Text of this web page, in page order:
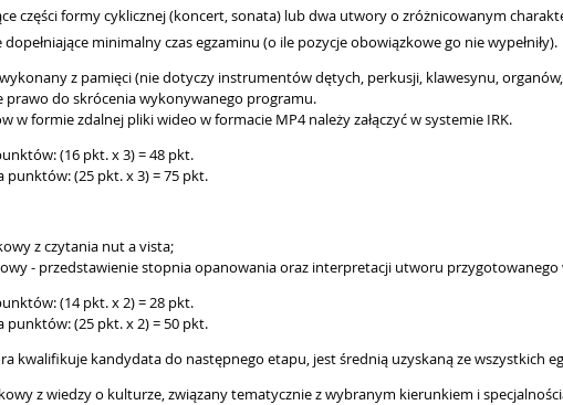
części formy cyklicznej (koncert, sonata) lub dwa utwory o zróżnicowanym
minimalny czas egzaminu (o ile pozycje obowiązkowe go nie wypełniły).
z pamięci (nie dotyczy instrumentów dętych, perkusji, klawesynu,
prawo do skrócenia wykonywanego programu.
w formie zdalnej pliki wideo w formacie MP4 należy załączyć w systemie IRK.
(16 pkt. x 3) = 48 pkt.
punktów: (25 pkt. x 3) = 75 pkt.
z czytania nut a vista;
- przedstawienie stopnia opanowania oraz interpretacji utworu przygotowanego
(14 pkt. x 2) = 28 pkt.
punktów: (25 pkt. x 2) = 50 pkt.
kwalifikuje kandydata do następnego etapu, jest średnią uzyskaną ze wszystkich
z wiedzy o kulturze, związany tematycznie z wybranym kierunkiem i